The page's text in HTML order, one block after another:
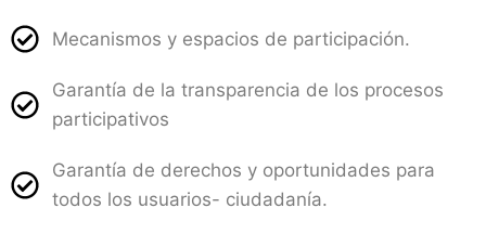
Mecanismos y espacios de participación.
Garantía de la transparencia de los procesos
participativos
Garantía de derechos y oportunidades para
todos los usuarios- ciudadanía.